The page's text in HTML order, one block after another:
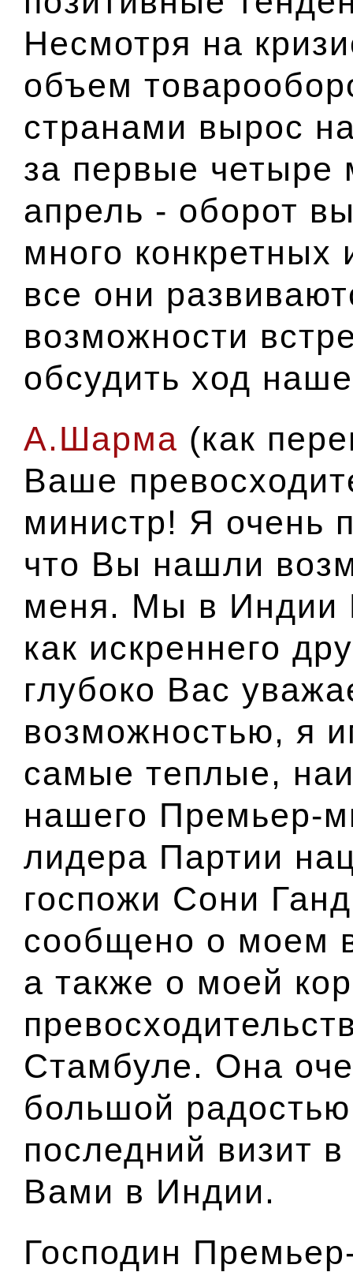
Несмотря на
объем
странами вырос
за первые четыре
апрель - оборот
много
все они
возможности
обсудить ход
А.Шарма (как
Ваше
министр! Я очень
что Вы нашли
меня. Мы в Индии
как искреннего
глубоко Вас
возможностью, я
самые теплые,
нашего Премьер-
лидера Партии
госпожи Сони
сообщено о моем
а также о моей
Стамбуле. Она
большой
последний визит
Вами в Индии.
Господин